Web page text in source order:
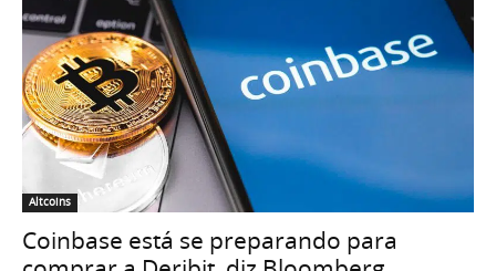
Altcoins
Coinbase está se preparando para